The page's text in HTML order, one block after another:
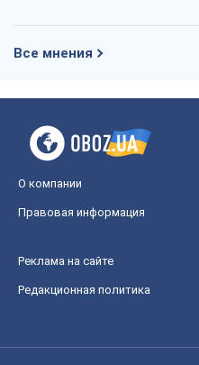
Все мнения
О компании
Правовая информация
Реклама на сайте
Редакционная политика